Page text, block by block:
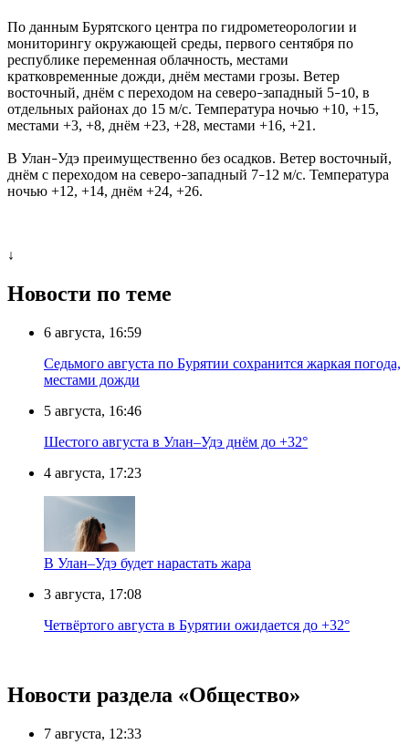
По данным Бурятского центра по гидрометеорологии и
мониторингу окружающей среды, первого сентября по
республике переменная облачность, местами
кратковременные дожди, днём местами грозы. Ветер
восточный, днём с переходом на северо–западный 5–10, в
отдельных районах до 15 м/с. Температура ночью +10, +15,
местами +3, +8, днём +23, +28, местами +16, +21.
В Улан–Удэ преимущественно без осадков. Ветер восточный,
днём с переходом на северо–западный 7–12 м/с. Температура
ночью +12, +14, днём +24, +26.
↓
Новости по теме
6 августа, 16:59
Седьмого августа по Бурятии сохранится жаркая погода,
местами дожди
5 августа, 16:46
Шестого августа в Улан–Удэ днём до +32°
4 августа, 17:23
В Улан–Удэ будет нарастать жара
3 августа, 17:08
Четвёртого августа в Бурятии ожидается до +32°
Новости раздела «Общество»
7 августа, 12:33